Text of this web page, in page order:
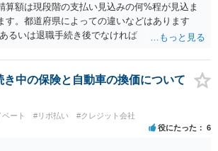
算額は現段階の支払い見込みの何%程が見込ま
す。都道府県によっての違いなどはあります
るいは退職手続き後でなければ １２・５％が
して頂いてから最短どのくらいで認可されるの
受任通知を送付して 債権者からの債権調査票が
月程度 その間に準備が進めば 直ちに申し立
した申立てを行えば ほぼ補正がなく ２～３
それから ２か月程度で認可となる流れで
き中の保険と自動車の換価について
ート #リボ払い #クレジット会社
役にたった 6